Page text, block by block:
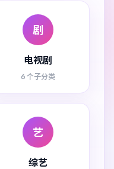
剧
电视剧
6 个子分类
艺
综艺